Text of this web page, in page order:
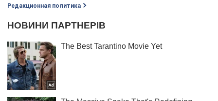
Редакционная политика